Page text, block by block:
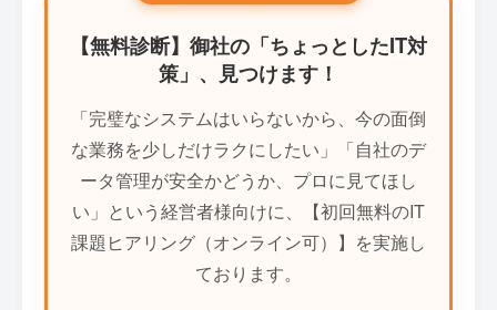
【無料診断】御社の「ちょっとしたIT対
策」、見つけます！
「完璧なシステムはいらないから、今の面倒
な業務を少しだけラクにしたい」「自社のデ
ータ管理が安全かどうか、プロに見てほし
い」という経営者様向けに、【初回無料のIT
課題ヒアリング（オンライン可）】を実施し
ております。